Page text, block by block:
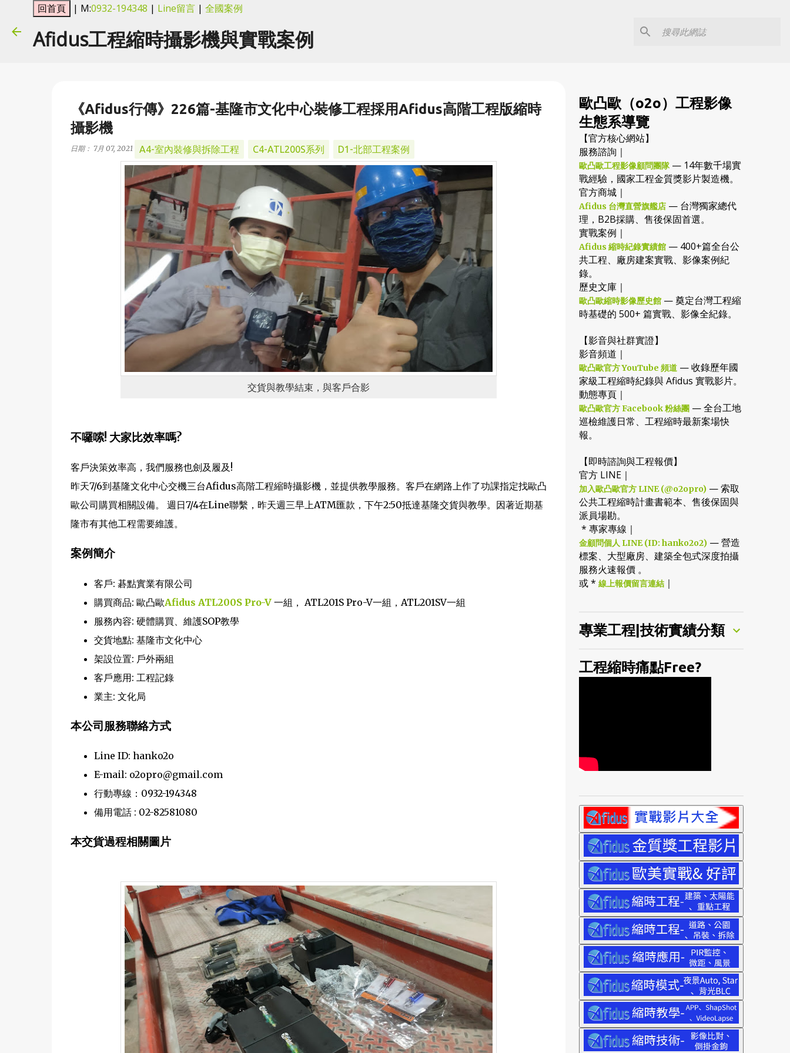
| M:0932-194348 | Line留言 | 全國案例
Afidus工程縮時攝影機與實戰案例
《Afidus行傳》226篇-基隆市文化中心裝修工程採用Afidus高階工程版縮時
攝影機
日期： 7月 07, 2021 A4-室內裝修與拆除工程 C4-ATL200S系列 D1-北部工程案例
交貨與教學結束，與客戶合影
不囉嗦! 大家比效率嗎?
客戶決策效率高，我們服務也劍及履及!
昨天7/6到基隆文化中心交機三台Afidus高階工程縮時攝影機，並提供教學服務。客戶在網路上作了功課指定找歐凸
歐公司購買相關設備。 週日7/4在Line聯繫，昨天週三早上ATM匯款，下午2:50抵達基隆交貨與教學。因著近期基
隆市有其他工程需要維護。
案例簡介
客戶: 碁點實業有限公司
購買商品: 歐凸歐Afidus ATL200S Pro-V 一組， ATL201S Pro-V一組，ATL201SV一組
服務內容: 硬體購買、維護SOP教學
交貨地點: 基隆市文化中心
架設位置: 戶外兩組
客戶應用: 工程記錄
業主: 文化局
本公司服務聯絡方式
Line ID: hanko2o
E-mail: o2opro@gmail.com
行動專線：0932-194348
備用電話 : 02-82581080
本交貨過程相關圖片
歐凸歐（o2o）工程影像
生態系導覽
【官方核心網站】
服務諮詢｜
歐凸歐工程影像顧問團隊— 14年數千場實
戰經驗，國家工程金質獎影片製造機。
官方商城｜
Afidus 台灣直營旗艦店— 台灣獨家總代
理，B2B採購、售後保固首選。
實戰案例｜
Afidus 縮時紀錄實績館— 400+篇全台公
共工程、廠房建案實戰、影像案例紀
錄。
歷史文庫｜
歐凸歐縮時影像歷史館— 奠定台灣工程縮
時基礎的 500+ 篇實戰、影像全紀錄。
【影音與社群實證】
影音頻道｜
歐凸歐官方 YouTube 頻道— 收錄歷年國
家級工程縮時紀錄與 Afidus 實戰影片。
動態專頁｜
歐凸歐官方 Facebook 粉絲團— 全台工地
巡檢維護日常、工程縮時最新案場快
報。
【即時諮詢與工程報價】
官方 LINE｜
加入歐凸歐官方 LINE (@o2opro)— 索取
公共工程縮時計畫書範本、售後保固與
派員場勘。
* 專家專線｜
金顧問個人 LINE (ID: hanko2o2)— 營造
標案、大型廠房、建築全包式深度拍攝
服務火速報價 。
或 * 線上報價留言連結｜
專業工程|技術實績分類
工程縮時痛點Free?